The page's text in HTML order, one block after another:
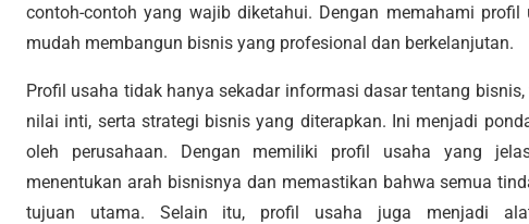
contoh-contoh yang wajib diketahui. Dengan memahami
mudah membangun bisnis yang profesional dan berkelanjutan.
Profil usaha tidak hanya sekadar informasi dasar tentang
nilai inti, serta strategi bisnis yang diterapkan. Ini menjadi
oleh perusahaan. Dengan memiliki profil usaha yang
menentukan arah bisnisnya dan memastikan bahwa semua
tujuan utama. Selain itu, profil usaha juga menjadi